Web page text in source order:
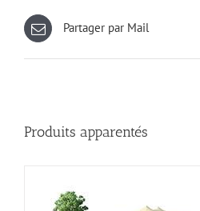
Partager par Mail
Produits apparentés